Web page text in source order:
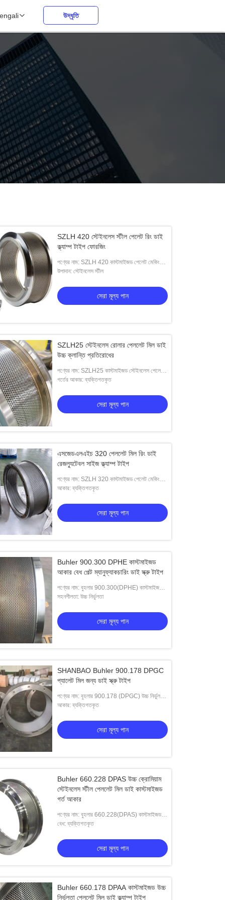
উদ্ধৃতি
পেললেট মিল রোলার শেল
সেরা মূল্য পান
SZLH 420 স্টেইনলেস স্টীল পেলেট রিং ডাই
ক্ল্যাম্প টাইপ ফোরজিং
পণ্যের নাম: SZLH 420 কাস্টমাইজড পেলেট মেকিং
ডাই এর বিভিন্ন সাইজের ক্ল্যাম্প-টাইপ ডাইস
উপাদান: স্টেইনলেস স্টীল
সেরা মূল্য পান
SZLH25 স্টেইনলেস রোলার পেললেট মিল ডাই
উচ্চ ক্লান্তি প্রতিরোধের
পণ্যের নাম: SZLH25 কাস্টমাইজড স্টেইনলেস পেলেট
মিল ডাই ক্ল্যাম্প-টাইপ ডাইস
গর্তের আকার: ব্যক্তিগতকৃত
সেরা মূল্য পান
এসজেডএলএইচ 320 পেললেট মিল রিং ডাই
রেজল্যুটেবল সাইজ ক্ল্যাম্প টাইপ
পণ্যের নাম: SZLH 320 কাস্টমাইজড পেলেট মেকিং
ডাই উইথ অ্যাডজাস্টেবল সাইজ থিকনেস এবং হোল সাইজ
আকার: ব্যক্তিগতকৃত
সেরা মূল্য পান
Buhler 900.300 DPHE কাস্টমাইজড
আকার বেধ পেল্ট ম্যানুফ্যাকচারিং ডাই স্ক্রু টাইপ
পণ্যের নাম: বুহলার 900.300(DPHE) কাস্টমাইজড
সাইজ থিকনেস পেলেট মেকিং ডাই স্ক্রু-টাইপ ডাইস
সহনশীলতা: উচ্চ নির্ভুলতা
সেরা মূল্য পান
SHANBAO Buhler 900.178 DPGC
প্যালেট মিল জন্য ডাই স্ক্রু টাইপ
পণ্যের নাম: বুহলার 900.178 (DPGC) উচ্চ নির্ভুল
কাস্টমাইজড পেলেট মেকিং ডাই স্ক্রু-টাইপ ডাইস
আকার: ব্যক্তিগতকৃত
সেরা মূল্য পান
Buhler 660.228 DPAS উচ্চ ক্রোমিয়াম
স্টেইনলেস স্টীল পেললেট মিল ডাই কাস্টমাইজড
গর্ত আকার
পণ্যের নাম: বুহলার 660.228(DPAS) কাস্টমাইজড
পেলেট মিল ডাই উইথ হোল সাইজ এবং সাইজ অপশন
বেধ: ব্যক্তিগতকৃত
সেরা মূল্য পান
Buhler 660.178 DPAA কাস্টমাইজড উচ্চ
নির্ভুলতা পেললেট মিল ডাই ক্ল্যাম্প টাইপ